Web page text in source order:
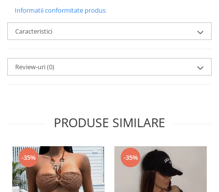
Informatii conformitate produs
Caracteristici
Review-uri(0)
PRODUSE SIMILARE
-35% -35%